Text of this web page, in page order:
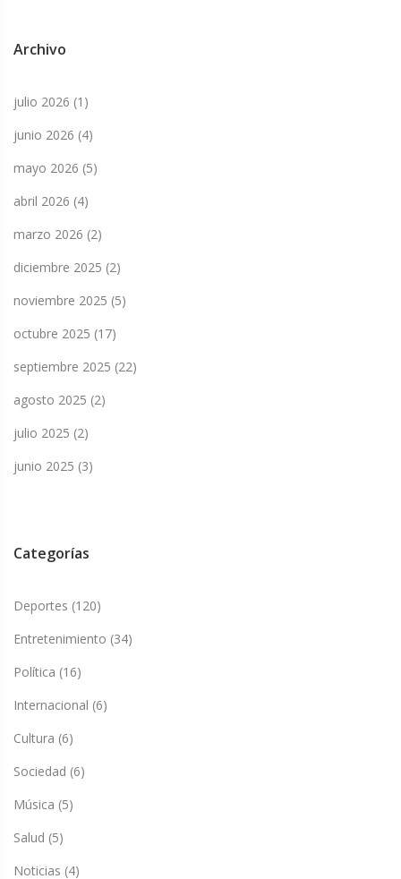
Archivo
julio 2026 (1)
junio 2026 (4)
mayo 2026 (5)
abril 2026 (4)
marzo 2026 (2)
diciembre 2025 (2)
noviembre 2025 (5)
octubre 2025 (17)
septiembre 2025 (22)
agosto 2025 (2)
julio 2025 (2)
junio 2025 (3)
Categorías
Deportes (120)
Entretenimiento (34)
Política (16)
Internacional (6)
Cultura (6)
Sociedad (6)
Música (5)
Salud (5)
Noticias (4)